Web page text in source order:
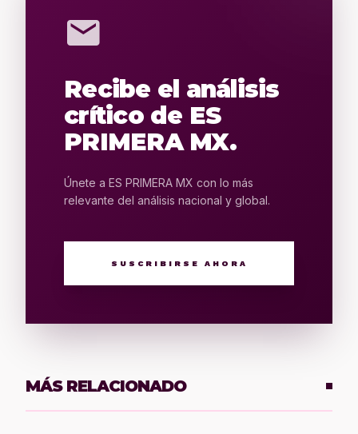
mail
Recibe el análisis
crítico de ES
PRIMERA MX.
Únete a ES PRIMERA MX con lo más
relevante del análisis nacional y global.
SUSCRIBIRSE AHORA
MÁS RELACIONADO